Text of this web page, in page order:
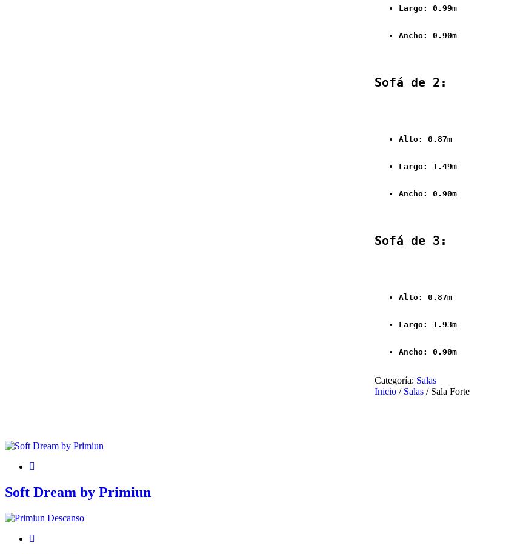
Largo: 0.99m
Ancho: 0.90m
Sofá de 2:
Alto: 0.87m
Largo: 1.49m
Ancho: 0.90m
Sofá de 3:
Alto: 0.87m
Largo: 1.93m
Ancho: 0.90m
Categoría: Salas
Inicio / Salas / Sala Forte
Soft Dream by Primiun